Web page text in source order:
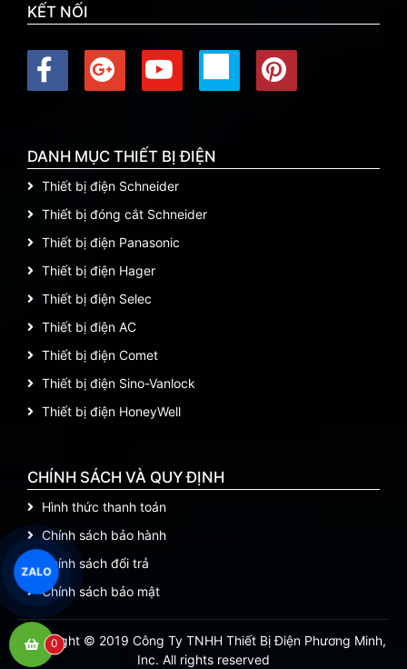
KẾT NỐI
DANH MỤC THIẾT BỊ ĐIỆN
Thiết bị điện Schneider
Thiết bị đóng cắt Schneider
Thiết bị điện Panasonic
Thiết bị điện Hager
Thiết bị điện Selec
Thiết bị điện AC
Thiết bị điện Comet
Thiết bị điện Sino-Vanlock
Thiết bị điện HoneyWell
CHÍNH SÁCH VÀ QUY ĐỊNH
Hình thức thanh toán
Chính sách bảo hành
Chính sách đổi trả
Chính sách bảo mật
Copyright © 2019 Công Ty TNHH Thiết Bị Điện Phương Minh,
Inc. All rights reserved
0
ZALO